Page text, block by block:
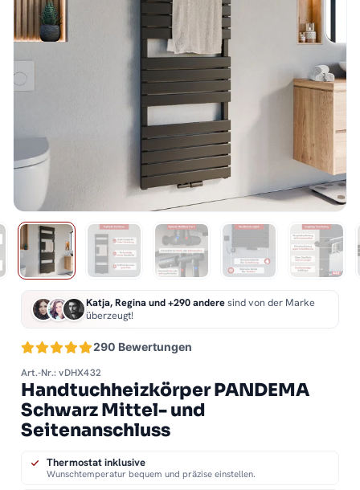
290 Bewertungen
Katja, Regina und +290 anderesind von der Marke
überzeugt!
Art.-Nr.: vDHX432
Handtuchheizkörper PANDEMA
Schwarz Mittel- und
Seitenanschluss
Thermostat inklusive
Wunschtemperatur bequem und präzise einstellen.